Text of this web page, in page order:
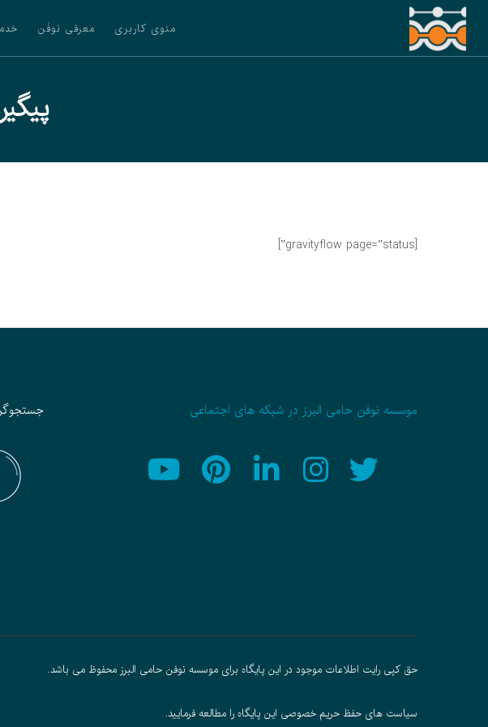
منوی کاربری معرفی نوفَن
[gravityflow page=”status”]
موسسه نوفن حامی البرز در شبکه های اجتماعی
حق کپی رایت اطلاعات موجود در این پایگاه برای موسسه نوفن حامی البرز محفوظ می باشد.
سیاست های حفظ حریم خصوصی این پایگاه را مطالعه فرمایید.